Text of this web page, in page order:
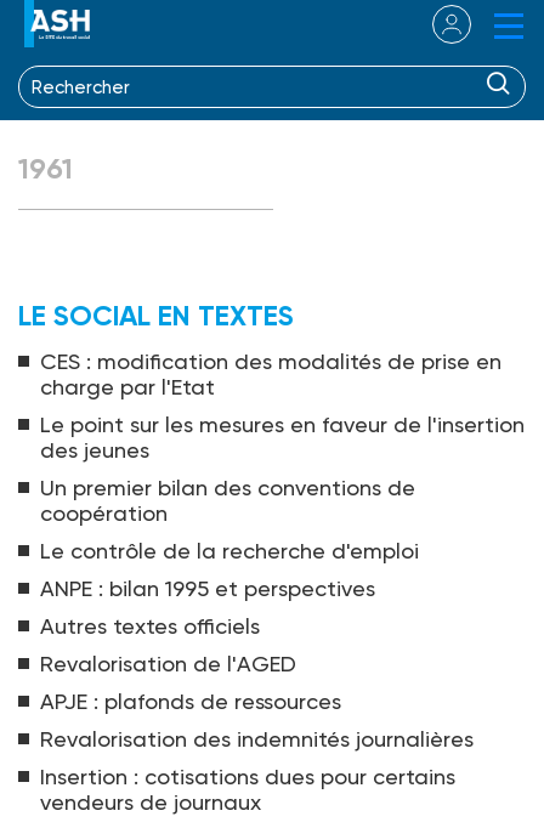
1961
LE SOCIAL EN TEXTES
CES : modification des modalités de prise en
charge par l'Etat
Le point sur les mesures en faveur de l'insertion
des jeunes
Un premier bilan des conventions de
coopération
Le contrôle de la recherche d'emploi
ANPE : bilan 1995 et perspectives
Autres textes officiels
Revalorisation de l'AGED
APJE : plafonds de ressources
Revalorisation des indemnités journalières
Insertion : cotisations dues pour certains
vendeurs de journaux